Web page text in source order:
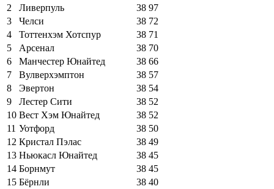
2
Ливерпуль 38 97
3
Челси 38 72
4
Тоттенхэм Хотспур 38 71
5
Арсенал 38 70
6
Манчестер Юнайтед 38 66
7
Вулверхэмптон 38 57
8
Эвертон 38 54
9
Лестер Сити 38 52
10 Вест Хэм Юнайтед 38 52
11 Уотфорд 38 50
12 Кристал Пэлас 38 49
13 Ньюкасл Юнайтед 38 45
14 Борнмут 38 45
15 Бёрнли 38 40